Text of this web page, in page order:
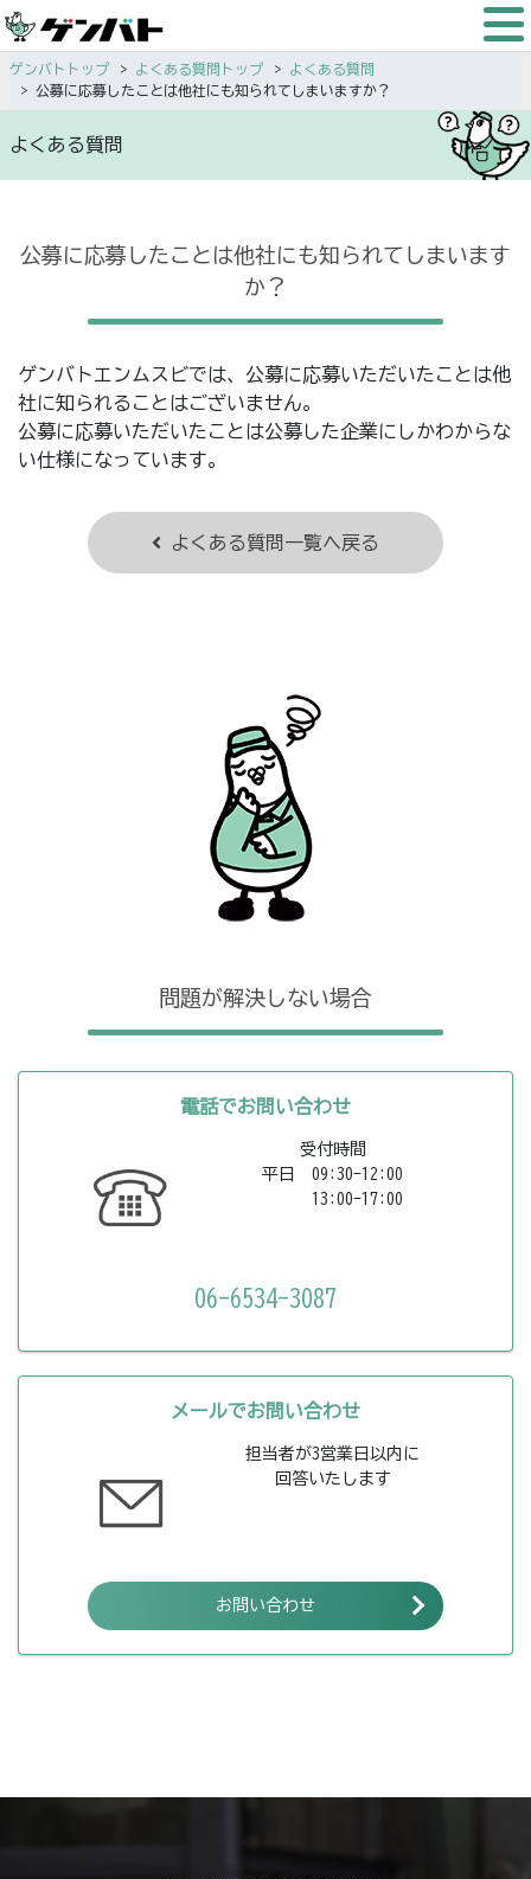
ゲンバトトップ よくある質問トップ
よくある質問
公募に応募したことは他社にも知られてしまいますか？
よくある質問
公募に応募したことは他社にも知られてしまいます
か？
ゲンバトエンムスビでは、公募に応募いただいたことは他
社に知られることはございません。
公募に応募いただいたことは公募した企業にしかわからな
い仕様になっています。
よくある質問一覧へ戻る
問題が解決しない場合
電話でお問い合わせ
受付時間
平日 09:30-12:00
13:00-17:00
06-6534-3087
メールでお問い合わせ
担当者が3営業日以内に
回答いたします
お問い合わせ